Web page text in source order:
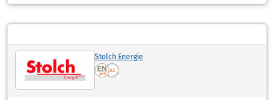
Stolch Energie